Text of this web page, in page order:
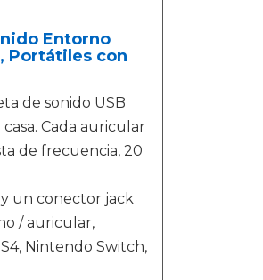
Entorno
Portátiles con
de sonido USB
Cada auricular
de frecuencia, 20
y un conector jack
/ auricular,
Nintendo Switch,